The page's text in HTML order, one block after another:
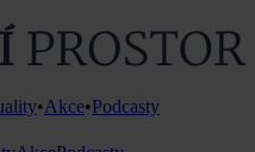
•Akce•Podcasty